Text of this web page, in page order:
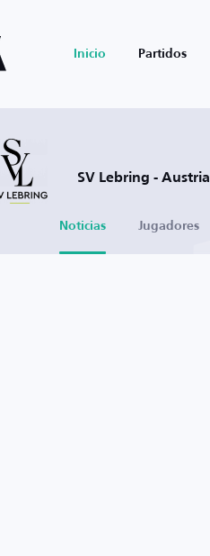
Inicio Partidos
SV Lebring - Austria
Noticias Jugadores